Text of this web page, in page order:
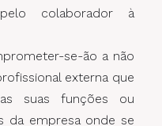
colaborador à
se-ão a não
externa que
suas funções ou
da empresa onde se